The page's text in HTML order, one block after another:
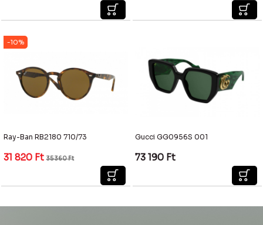
-10%
Ray-Ban RB2180 710/73
31 820 Ft 35 360Ft
Gucci GG0956S 001
73 190 Ft